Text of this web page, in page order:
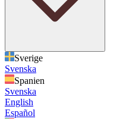
Sverige
Svenska
Spanien
Svenska
English
Español